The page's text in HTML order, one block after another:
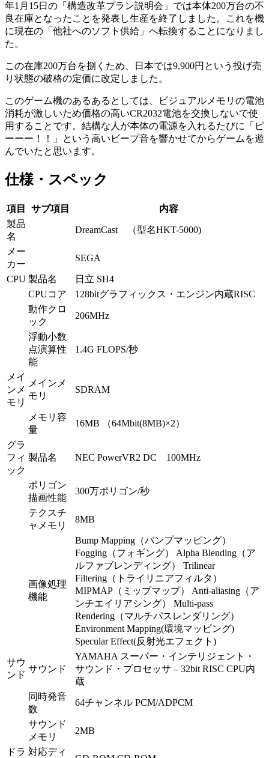
年1月15日の「構造改革プラン説明会」では本体200万台の不
良在庫となったことを発表し生産を終了しました。これを機
に現在の「他社へのソフト供給」へ転換することになりまし
た。
この在庫200万台を捌くため、日本では9,900円という投げ売
り状態の破格の定価に改定しました。
このゲーム機のあるあるとしては、ビジュアルメモリの電池
消耗が激しいため価格の高いCR2032電池を交換しないで使
用することです。結構な人が本体の電源を入れるたびに「ピ
ーーー！！」という高いビープ音を響かせてからゲームを遊
んでいたと思います。
仕様・スペック
項目 サブ項目
内容
製品
名
DreamCast （型名HKT-5000)
メー
カー
SEGA
CPU 製品名
日立 SH4
CPUコア
128bitグラフィックス・エンジン内蔵RISC
動作クロ
ック
206MHz
浮動小数
点演算性
能
1.4G FLOPS/秒
メイ
ンメ
モリ
メインメ
モリ
SDRAM
メモリ容
量
16MB （64Mbit(8MB)×2）
グラ
フィ
ック
製品名 NEC PowerVR2 DC 100MHz
ポリゴン
描画性能
300万ポリゴン/秒
テクスチ
ャメモリ
8MB
画像処理
機能
Bump Mapping（バンプマッピング）
Fogging（フォギング） Alpha Blending（ア
ルファブレンディング） Trilinear
Filtering（トライリニアフィルタ）
MIPMAP（ミップマップ） Anti-aliasing（ア
ンチエイリアシング） Multi-pass
Rendering（マルチパスレンダリング）
Environment Mapping(環境マッピング)
Specular Effect(反射光エフェクト)
サウ
ンド
サウンド
YAMAHA スーパー・インテリジェント・
サウンド・プロセッサ – 32bit RISC CPU内
蔵
同時発音
数
64チャンネル PCM/ADPCM
サウンド
メモリ
2MB
ドラ 対応ディ